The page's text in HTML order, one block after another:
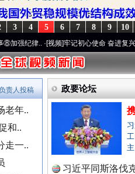
10
9
8
7
6
5
4
3
·[视频]牢记初心使命 奋进复兴征程丨“转折
老年..
和..
走一..
责人投稿 政要论坛
习近平同斯洛伐
永